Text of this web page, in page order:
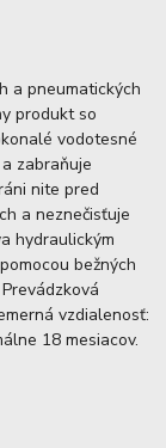
a pneumatických
produkt so
vodotesné
zabraňuje
nite pred
a neznečisťuje
hydraulickým
bežných
vzdialenosť:
18 mesiacov.